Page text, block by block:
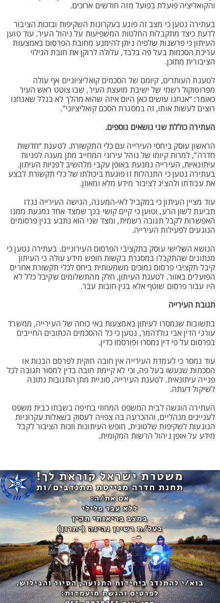
והקואליציה פועלת בפועל מזה חודשים ארוכים.
בעתירה נטען כי מצב זה פוגע בעקרונות השקיפות ובזכות הציבור
לדעת כיצד מתקבלות החלטות המשפיעות על ניהול העיר. עוד טוען
העיתון כי פרשנות שלפיה ניתן להימנע מחובת הפרסום באמצעות
עריכת הסכמות בעל פה בלבד, עלולה לרוקן את חובת הגילוי
הציבורית מתוכן.
לטענת העותרים, קיומם של הסכמים קואליציוניים אף עולה
מפרוטוקול רשמי של ישיבת מועצת העיר, שבו צוטט ראש העיר
כאומר: “אנחנו עושים כאן היום איזה שהוא מהלך לא בגלל שאנחנו
רוצים לעשות אותו, זה במסגרת הסכם קואליציוני”.
העתירה כוללת שני נושאים נוספים.
הראשון עוסק ביחסי העירייה עם כלי התקשורת. לטענת “חדשות
חדרה”, למרות קיומו של נוהל עירוני המחייב מתן מענה לפניות
עיתונאיות, העירייה נמנעת באופן עקבי מלהשיב לפניות העיתון.
בעתירה נטען כי התנהלות זו פוגעת ביכולתו של כלי תקשורת לבצע
את עבודתו ולהציג לציבור מידע מלא ומאוזן.
עוד מציין העיתון כי במקביל לאי-המענה, הגישה העירייה נגדו
תביעת לשון הרע, וטוען כי קיים קושי בכך שמצד אחד נמנעת ממנו
האפשרות לקבל תגובה רשמית, ומצד שני הוא נתבע בגין פרסומים
הנוגעים לפעילות העירייה.
הנושא השלישי עוסק בתקציבי הפרסום העירוניים. בעתירה נטען כי
מנתונים שהתקבלו במסגרת בקשות חופש מידע עולה כי העיתון
קיבל תקציבי פרסום נמוכים משמעותית ביחס לכלי תקשורת אחרים
הפועלים באזור. לטענת העיתון, חלק מהתשלומים שקיבל כלל לא
היו עבור פרסום שוטף אלא בגין חובות עבר.
תגובת העירייה
בתשובות שנמסרו לעיתון באמצעות באי כוחה של העירייה, ממשרד
עורכי הדין אבי גולדהמר, נטען כי כל ההסכמים הכתובים החייבים
בפרסום על פי דין נמסרו ופורסמו כדין.
עוד נמסר כי לעמדת העירייה אין חובה חוקית לפרסם הבנות או
הסכמות שנעשו בעל פה, וכי לא קיימת חובה בדין למסור תגובה לכל
פנייה עיתונאית. לטענת העירייה, סוגיית מתן התגובות נתונה
לשיקול דעתה.
העתירה הוגשה לבית המשפט המחוזי בחיפה בשבתו כבית משפט
לעניינים מנהליים, וההכרעה בה צפויה לעסוק בשאלות עקרוניות
הנוגעות לשקיפות שלטונית, חופש העיתונות וזכות הציבור לקבל
מידע על אופן ניהול הרשות המקומית.